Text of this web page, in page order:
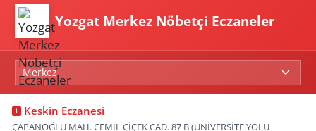
Yozgat Merkez Nöbetçi Eczaneler
Keskin Eczanesi
ÇAPANOĞLU MAH. CEMİL ÇİÇEK CAD. 87 B (ÜNİVERSİTE YOLU